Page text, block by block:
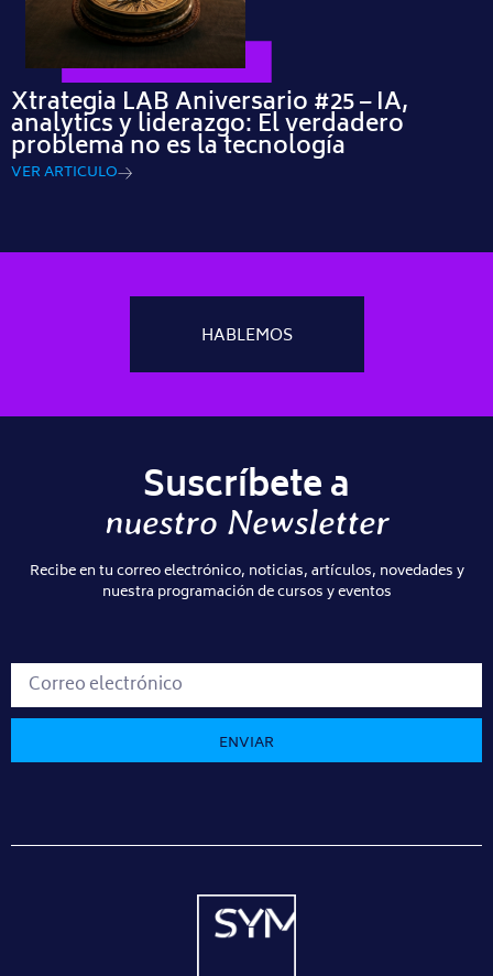
Xtrategia LAB Aniversario #25 – IA,
analytics y liderazgo: El verdadero
problema no es la tecnología
VER ARTICULO
HABLEMOS
Suscríbete a
nuestro Newsletter
Recibe en tu correo electrónico, noticias, artículos, novedades y
nuestra programación de cursos y eventos
ENVIAR